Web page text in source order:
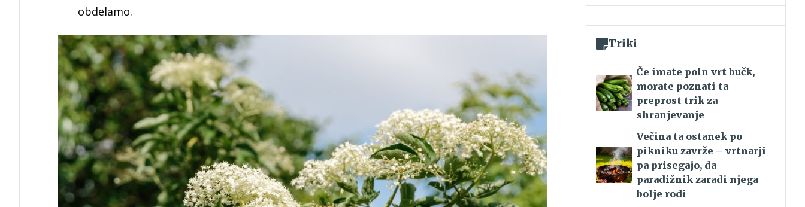
obdelamo.
Triki
Če imate poln vrt bučk,
morate poznati ta
preprost trik za
shranjevanje
Večina ta ostanek po
pikniku zavrže – vrtnarji
pa prisegajo, da
paradižnik zaradi njega
bolje rodi